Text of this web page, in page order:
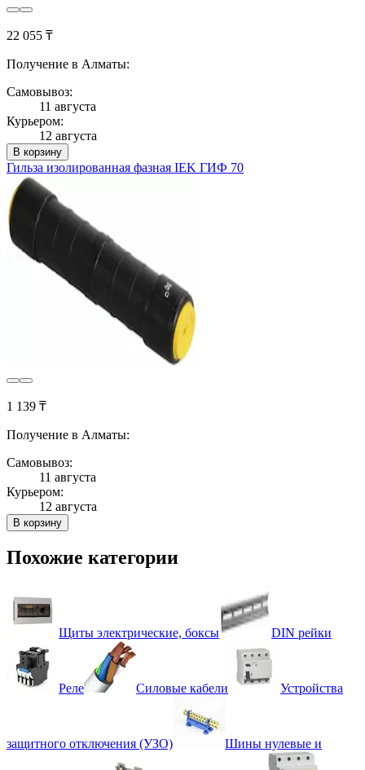
22 055 ₸
Получение в Алматы:
Самовывоз:
11 августа
Курьером:
12 августа
В корзину
Гильза изолированная фазная IEK ГИФ 70
1 139 ₸
Получение в Алматы:
Самовывоз:
11 августа
Курьером:
12 августа
В корзину
Похожие категории
Щиты электрические, боксы DIN рейки
Реле Силовые кабели Устройства
защитного отключения (УЗО) Шины нулевые и